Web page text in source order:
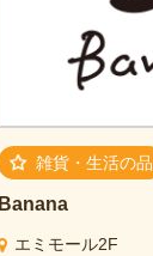
雑貨・生活の品
Banana
エミモール2F